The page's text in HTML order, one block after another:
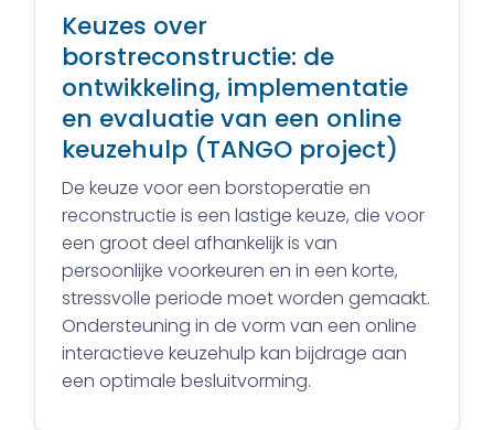
Keuzes over
borstreconstructie: de
ontwikkeling, implementatie
en evaluatie van een online
keuzehulp (TANGO project)
De keuze voor een borstoperatie en
reconstructie is een lastige keuze, die voor
een groot deel afhankelijk is van
persoonlijke voorkeuren en in een korte,
stressvolle periode moet worden gemaakt.
Ondersteuning in de vorm van een online
interactieve keuzehulp kan bijdrage aan
een optimale besluitvorming.